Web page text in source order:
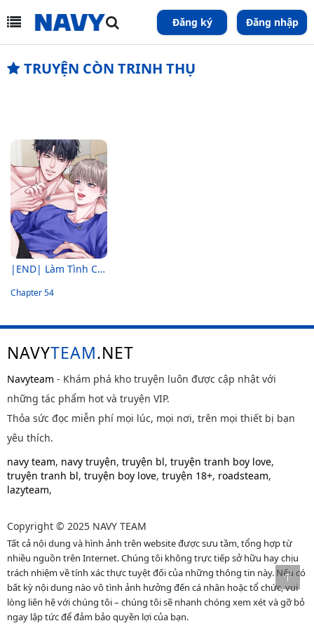
Đăng ký Đăng nhập
TRUYỆN CÒN TRINH THỤ
|END| Làm Tình Cũng Cần Luyện Tập Nữa Sao
Chapter 54
NAVYTEAM.NET
Navyteam - Khám phá kho truyện luôn được cập nhật với
những tác phẩm hot và truyện VIP.
Thỏa sức đọc miễn phí mọi lúc, mọi nơi, trên mọi thiết bị bạn
yêu thích.
navy team, navy truyện, truyện bl, truyện tranh boy love,
truyện tranh bl, truyện boy love, truyện 18+, roadsteam,
lazyteam,
Copyright © 2025 NAVY TEAM
Tất cả nội dung và hình ảnh trên website được sưu tầm, tổng hợp từ
nhiều nguồn trên Internet. Chúng tôi không trực tiếp sở hữu hay chịu
trách nhiệm về tính xác thực tuyệt đối của những thông tin này. Nếu có
bất kỳ nội dung nào vô tình ảnh hưởng đến cá nhân hoặc tổ chức, vui
lòng liên hệ với chúng tôi – chúng tôi sẽ nhanh chóng xem xét và gỡ bỏ
ngay lập tức để đảm bảo quyền lợi của bạn.